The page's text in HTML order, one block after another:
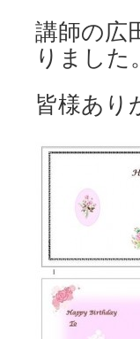
講師の広
りました。
皆様あり